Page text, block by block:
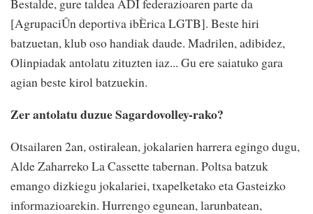
Bestalde, gure taldea ADI federazioaren parte da
[AgrupaciÛn deportiva ibÈrica LGTB]. Beste hiri
batzuetan, klub oso handiak daude. Madrilen, adibidez,
Olinpiadak antolatu zituzten iaz... Gu ere saiatuko gara
agian beste kirol batzuekin.
Zer antolatu duzue Sagardovolley-rako?
Otsailaren 2an, ostiralean, jokalarien harrera egingo dugu,
Alde Zaharreko La Cassette tabernan. Poltsa batzuk
emango dizkiegu jokalariei, txapelketako eta Gasteizko
informazioarekin. Hurrengo egunean, larunbatean,